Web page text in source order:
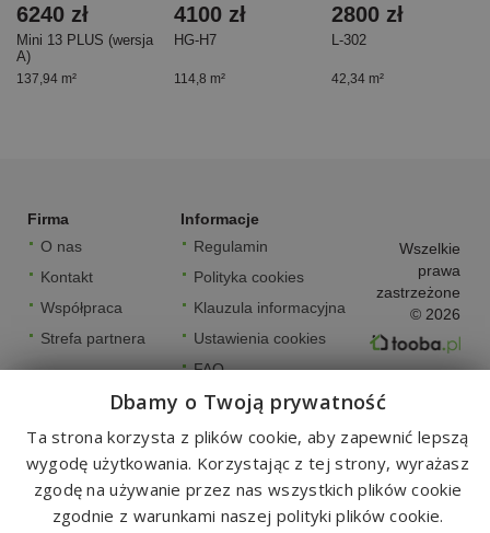
Mini 13 PLUS (wersja
A)
137,94 m²
6240 zł
HG-H7
114,8 m²
4100 zł
L-302
42,34 m²
2800 zł
Firma
O nas
Kontakt
Współpraca
Strefa partnera
Informacje
Regulamin
Polityka cookies
Klauzula informacyjna
Ustawienia cookies
FAQ
Wszelkie
prawa
zastrzeżone
© 2026
Dbamy o Twoją prywatność
Ta strona korzysta z plików cookie, aby zapewnić lepszą
wygodę użytkowania. Korzystając z tej strony, wyrażasz
zgodę na używanie przez nas wszystkich plików cookie
zgodnie z warunkami naszej polityki plików cookie.